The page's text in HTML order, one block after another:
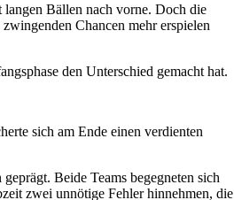
Bällen nach vorne. Doch die
Chancen mehr erspielen
den Unterschied gemacht hat.
sich am Ende einen verdienten
Beide Teams begegneten sich
zwei unnötige Fehler hinnehmen, die